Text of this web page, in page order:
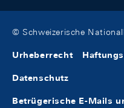
© Schweizerische
Urheberrecht
Datenschutz
Betrügerische E-Mails